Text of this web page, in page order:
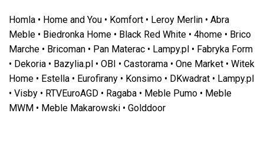
Homla • Home and You • Komfort • Leroy Merlin • Abra
Meble • Biedronka Home • Black Red White • 4home • Brico
Marche • Bricoman • Pan Materac • Lampy.pl • Fabryka Form
• Dekoria • Bazylia.pl • OBI • Castorama • One Market • Witek
Home • Estella • Eurofirany • Konsimo • DKwadrat • Lampy.pl
• Visby • RTVEuroAGD • Ragaba • Meble Pumo • Meble
MWM • Meble Makarowski • Golddoor